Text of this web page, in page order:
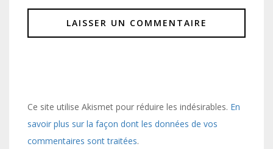
Ce site utilise Akismet pour réduire les indésirables. En
savoir plus sur la façon dont les données de vos
commentaires sont traitées.